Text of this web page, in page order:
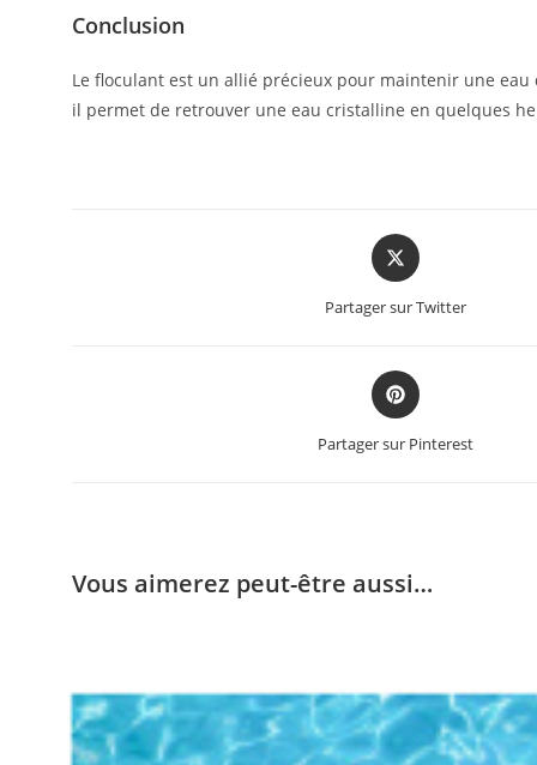
Conclusion
Le floculant est un allié précieux pour maintenir une
il permet de retrouver une eau cristalline en quelques
Partager sur Twitter
Partager sur Pinterest
Vous aimerez peut-être aussi…